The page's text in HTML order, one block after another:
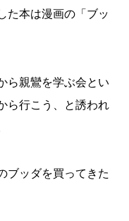
た本は漫画の「ブッ
ら親鸞を学ぶ会とい
ら行こう、と誘われ
ブッダを買ってきた